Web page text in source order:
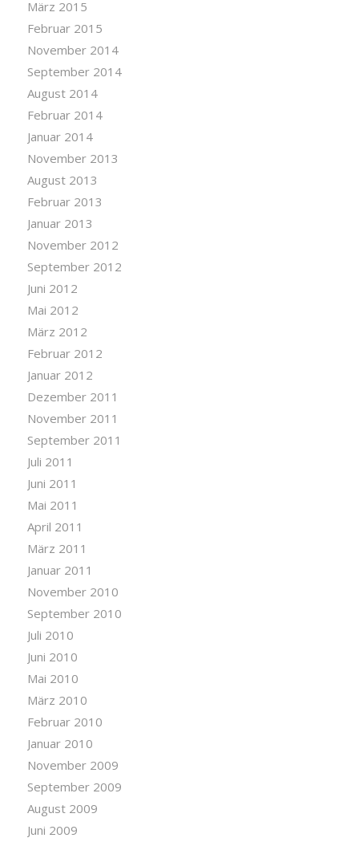
März 2015
Februar 2015
November 2014
September 2014
August 2014
Februar 2014
Januar 2014
November 2013
August 2013
Februar 2013
Januar 2013
November 2012
September 2012
Juni 2012
Mai 2012
März 2012
Februar 2012
Januar 2012
Dezember 2011
November 2011
September 2011
Juli 2011
Juni 2011
Mai 2011
April 2011
März 2011
Januar 2011
November 2010
September 2010
Juli 2010
Juni 2010
Mai 2010
März 2010
Februar 2010
Januar 2010
November 2009
September 2009
August 2009
Juni 2009